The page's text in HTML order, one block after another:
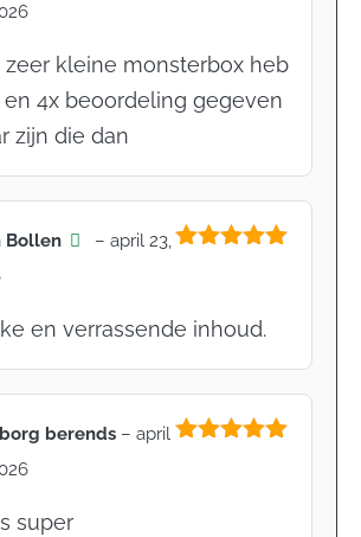
zeer kleine monsterbox heb
en 4x beoordeling gegeven
zijn die dan
Bollen – april 23,
en verrassende inhoud.
berends – april
super